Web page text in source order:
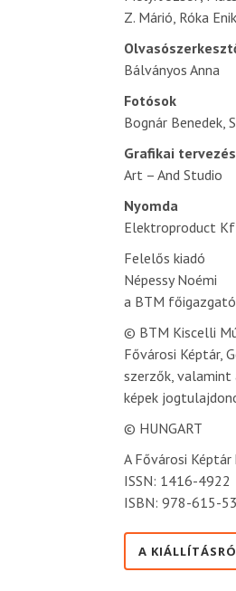
Z. Márió, Róka
Bálványos Anna
Fotósok
Bognár Benedek,
Grafikai tervezés
Art – And Studio
Nyomda
Elektroproduct
Felelős kiadó
Népessy Noémi
a BTM
© BTM Kiscelli
Fővárosi Képtár,
szerzők,
képek
© HUNGART
A Fővárosi Képtár
ISSN: 1416-4922
ISBN: 978-615-
A